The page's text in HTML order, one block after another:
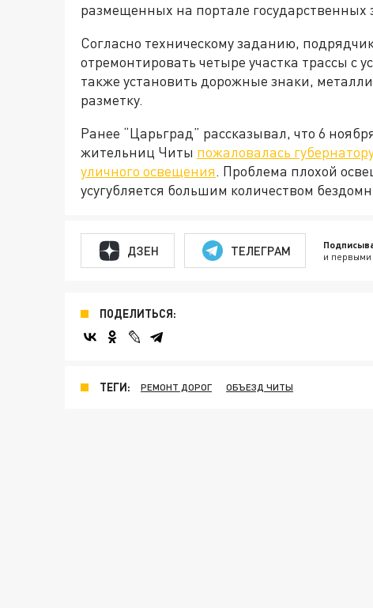
размещенных на портале государственных
Согласно техническому заданию,
отремонтировать четыре участка трассы с
также установить дорожные знаки,
разметку.
Ранее “Царьград” рассказывал, что 6
жительниц Читы пожаловалась
уличного освещения. Проблема плохой
усугубляется большим количеством
ДЗЕН ТЕЛЕГРАМ и первыми
ПОДЕЛИТЬСЯ:
ТЕГИ: РЕМОНТ ДОРОГ ОБЪЕЗД ЧИТЫ